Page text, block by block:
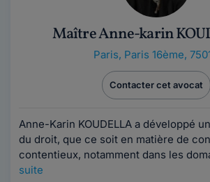
Maître Anne-karin
Paris, Paris 16ème,
Contacter cet avocat
Anne-Karin KOUDELLA a développé
du droit, que ce soit en matière de
contentieux, notamment dans les
suite